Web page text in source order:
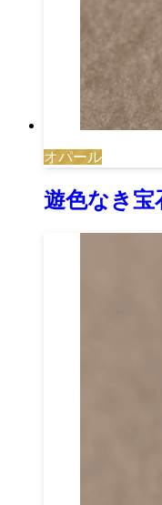
オパール
遊色なき